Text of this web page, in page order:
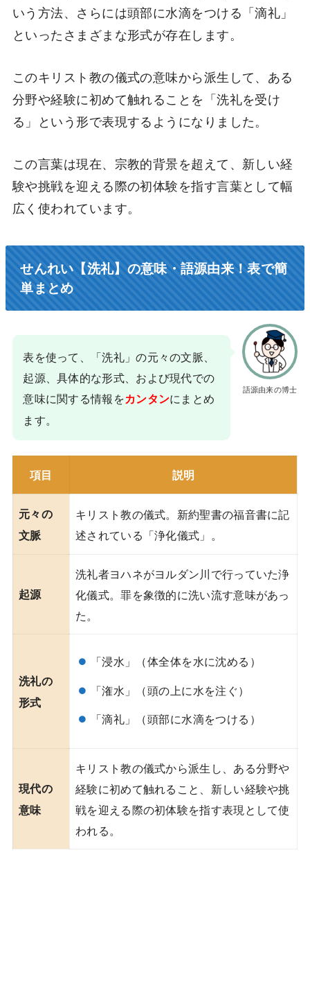
いう方法、さらには頭部に水滴をつける「滴礼」
といったさまざまな形式が存在します。
このキリスト教の儀式の意味から派生して、ある
分野や経験に初めて触れることを「洗礼を受け
る」という形で表現するようになりました。
この言葉は現在、宗教的背景を超えて、新しい経
験や挑戦を迎える際の初体験を指す言葉として幅
広く使われています。
せんれい【洗礼】の意味・語源由来！表で簡
単まとめ
語源由来の博士
表を使って、「洗礼」の元々の文脈、
起源、具体的な形式、および現代での
意味に関する情報をカンタンにまとめ
ます。
項目 説明
元々の
文脈
キリスト教の儀式。新約聖書の福音書に記
述されている「浄化儀式」。
起源
洗礼者ヨハネがヨルダン川で行っていた浄
化儀式。罪を象徴的に洗い流す意味があっ
た。
洗礼の
形式
「浸水」（体全体を水に沈める）
「潅水」（頭の上に水を注ぐ）
「滴礼」（頭部に水滴をつける）
現代の
意味
キリスト教の儀式から派生し、ある分野や
経験に初めて触れること、新しい経験や挑
戦を迎える際の初体験を指す表現として使
われる。